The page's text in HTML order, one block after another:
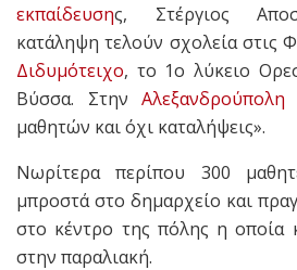
εκπαίδευσης, Στέργιος
κατάληψη τελούν σχολεία στις
Διδυμότειχο, το 1ο λύκειο
Βύσσα. Στην Αλεξανδρούπολη
μαθητών και όχι καταλήψεις».
Νωρίτερα περίπου 300
μπροστά στο δημαρχείο και
στο κέντρο της πόλης η οποία
στην παραλιακή.